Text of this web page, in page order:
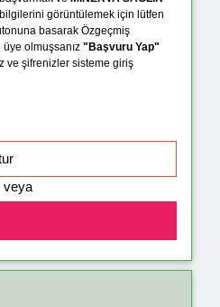
bilgilerini görüntülemek için lütfen
basarak Özgeçmiş
olmuşsanız "Başvuru Yap"
ve şifrenizler sisteme giriş
veya